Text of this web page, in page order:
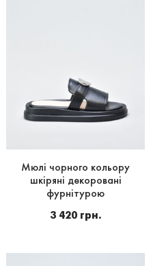
Мюлі чорного кольору
шкіряні декоровані
фурнітурою
3 420 грн.